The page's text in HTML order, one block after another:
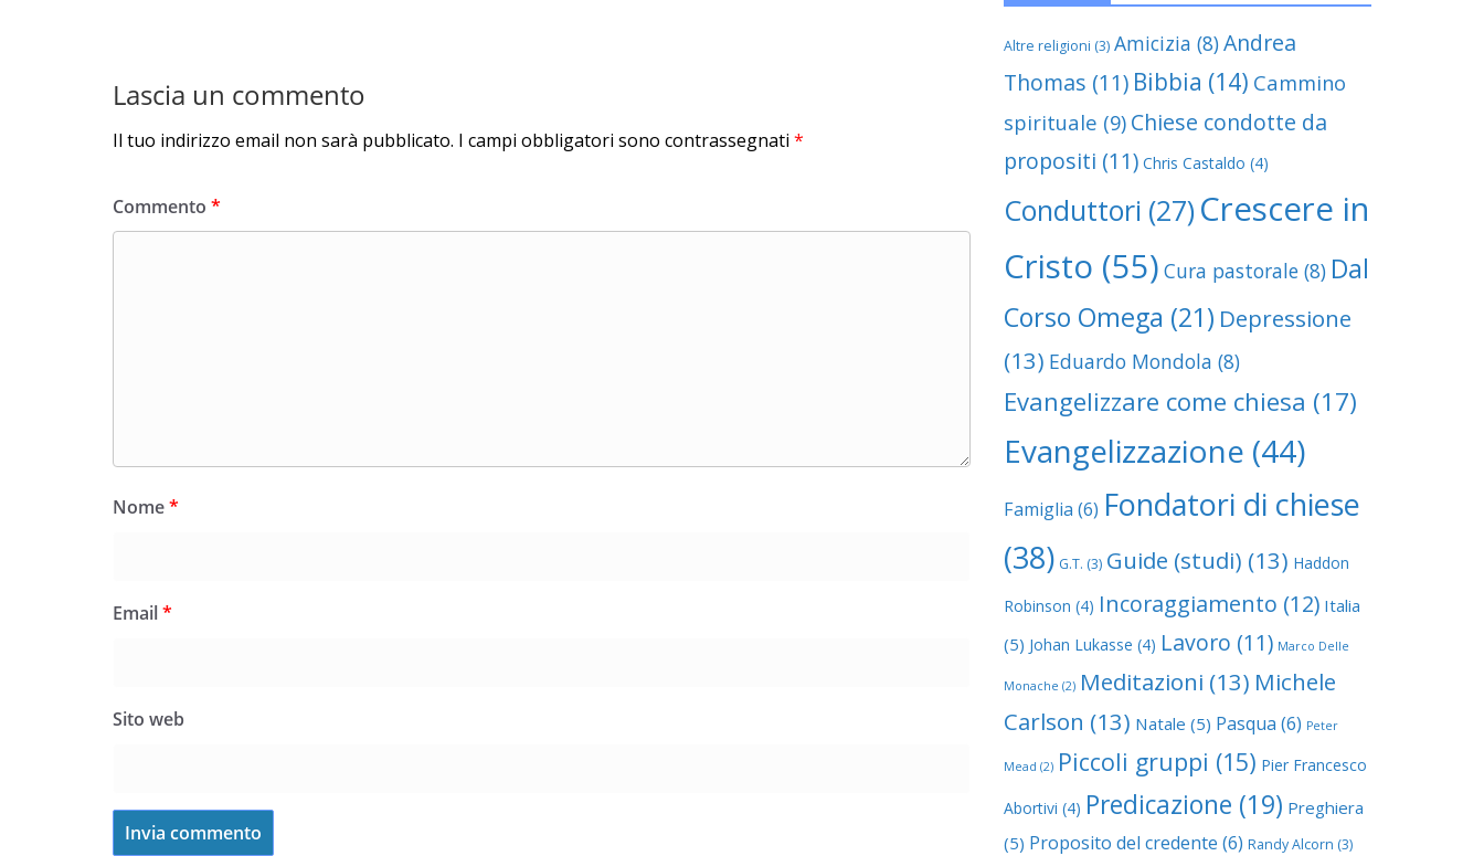
Lascia un commento
Il tuo indirizzo email non sarà pubblicato. I campi obbligatori sono contrassegnati *
Commento *
Nome*
Email*
Sito web
Altre religioni (3) Amicizia (8)Andrea
Thomas (11) Bibbia (14) Cammino
spirituale (9) Chiese condotte da
propositi (11) Chris Castaldo (4)
Conduttori (27) Crescere in
Cristo (55) Cura pastorale (8) Dal
Corso Omega (21) Depressione
(13) Eduardo Mondola (8)
Evangelizzare come chiesa (17)
Evangelizzazione (44)
Famiglia (6) Fondatori di chiese
(38) G.T. (3) Guide (studi) (13) Haddon
Robinson (4) Incoraggiamento (12) Italia
(5) Johan Lukasse (4) Lavoro (11) Marco Delle
Monache (2) Meditazioni (13) Michele
Carlson (13) Natale (5) Pasqua (6) Peter
Mead (2) Piccoli gruppi (15) Pier Francesco
Abortivi (4) Predicazione (19) Preghiera
(5) Proposito del credente (6) Randy Alcorn (3)